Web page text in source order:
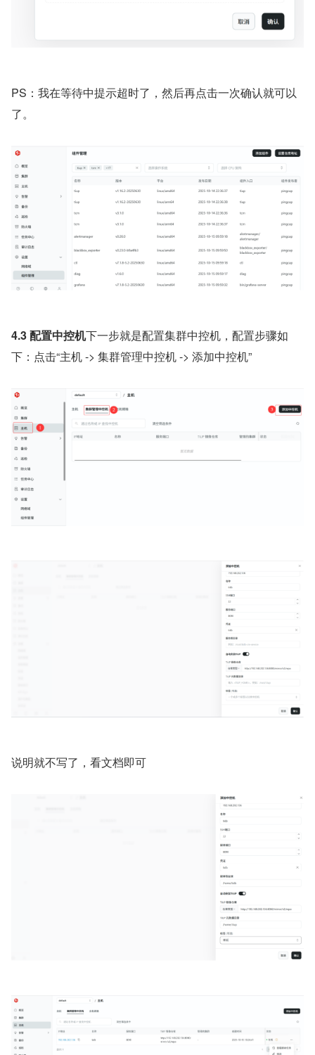
PS：我在等待中提示超时了，然后再点击一次确认就可以
了。
4.3 配置中控机下一步就是配置集群中控机，配置步骤如
下：点击“主机 -> 集群管理中控机 -> 添加中控机”
说明就不写了，看文档即可